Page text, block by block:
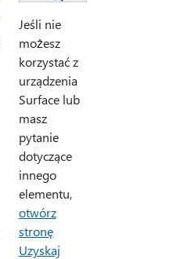
Jeśli nie
możesz
korzystać z
urządzenia
Surface lub
masz
pytanie
dotyczące
innego
elementu,
otwórz
stronę
Uzyskaj